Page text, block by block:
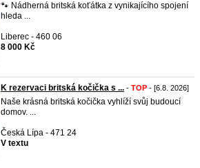
🐾 Nádherná britská koťátka z vynikajícího spojení
hleda ...
Liberec - 460 06
8 000 Kč
K rezervaci britská kočička s ... - TOP - [6.8. 2026]
Naše krásná britská kočička vyhlíží svůj budoucí
domov. ...
Česká Lípa - 471 24
V textu